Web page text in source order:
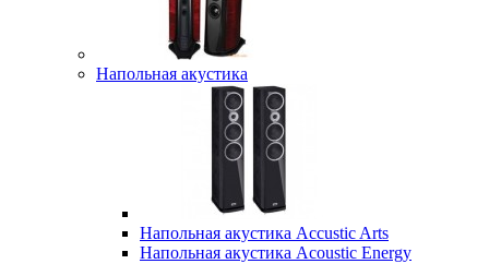
Напольная акустика
Напольная акустика Accustic Arts
Напольная акустика Acoustic Energy